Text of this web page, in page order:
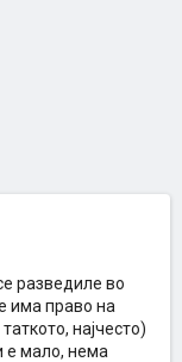
разведиле во
има право на
најчесто)
е мало, нема